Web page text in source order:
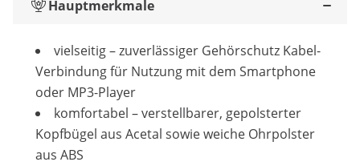
Hauptmerkmale
vielseitig – zuverlässiger Gehörschutz Kabel-
Verbindung für Nutzung mit dem Smartphone
oder MP3-Player
komfortabel – verstellbarer, gepolsterter
Kopfbügel aus Acetal sowie weiche Ohrpolster
aus ABS